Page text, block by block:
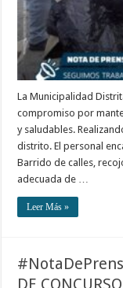
La Municipalidad
compromiso por
y saludables.
distrito. El personal
Barrido de calles,
adecuada de …
Leer Más »
DE